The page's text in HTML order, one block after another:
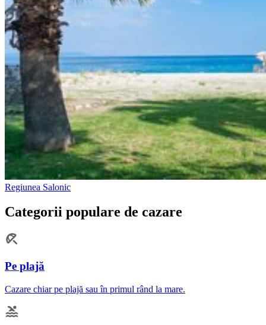
Regiunea Salonic
Categorii populare de cazare
Pe plajă
Cazare chiar pe plajă sau în primul rând la mare.